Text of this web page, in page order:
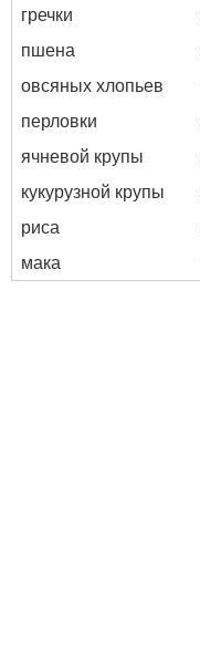
гречки
пшена
овсяных хлопьев
перловки
ячневой крупы
кукурузной крупы
риса
мака